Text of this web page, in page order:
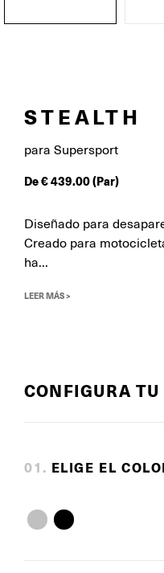
STEALTH
para Supersport
De€439.00(Par)
Diseñado para
Creado para
ha...
LEER MÁS >
CONFIGURA
01 . ELIGE EL